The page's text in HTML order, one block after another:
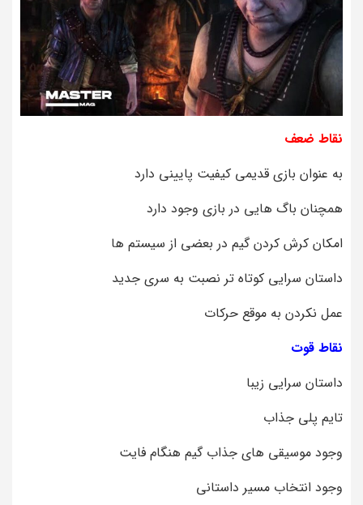
نقاط ضعف
به عنوان بازی قدیمی کیفیت پایینی دارد
همچنان باگ هایی در بازی وجود دارد
امکان کرش کردن گیم در بعضی از سیستم ها
داستان سرایی کوتاه تر نصبت به سری جدید
عمل نکردن به موقع حرکات
نقاط قوت
داستان سرایی زیبا
تایم پلی جذاب
وجود موسیقی های جذاب گیم هنگام فایت
وجود انتخاب مسیر داستانی